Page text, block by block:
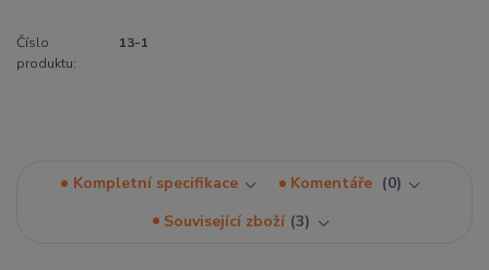
Číslo
produktu:
13-1
Kompletní specifikace Komentáře
0
Související zboží 3